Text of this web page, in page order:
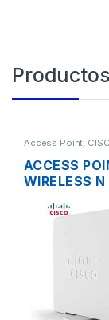
Access Point,
ACCESS
WIRELESS
NA DUAL
SOPORTE
FUENTE